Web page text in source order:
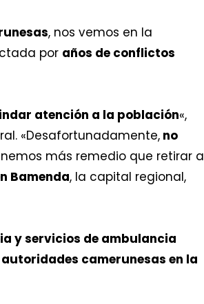
, nos vemos en la
por años de conflictos
atención a la población«,
«Desafortunadamente, no
más remedio que retirar a
Bamenda, la capital regional,
y servicios de ambulancia
camerunesas en la